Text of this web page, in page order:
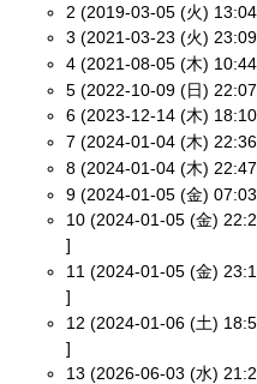
2 (2019-03-05 (火)
3 (2021-03-23 (火)
4 (2021-08-05 (木)
5 (2022-10-09 (日)
6 (2023-12-14 (木)
7 (2024-01-04 (木)
8 (2024-01-04 (木)
9 (2024-01-05 (金)
10 (2024-01-05 (金)
]
11 (2024-01-05 (金)
]
12 (2024-01-06 (土)
]
13 (2026-06-03 (水)